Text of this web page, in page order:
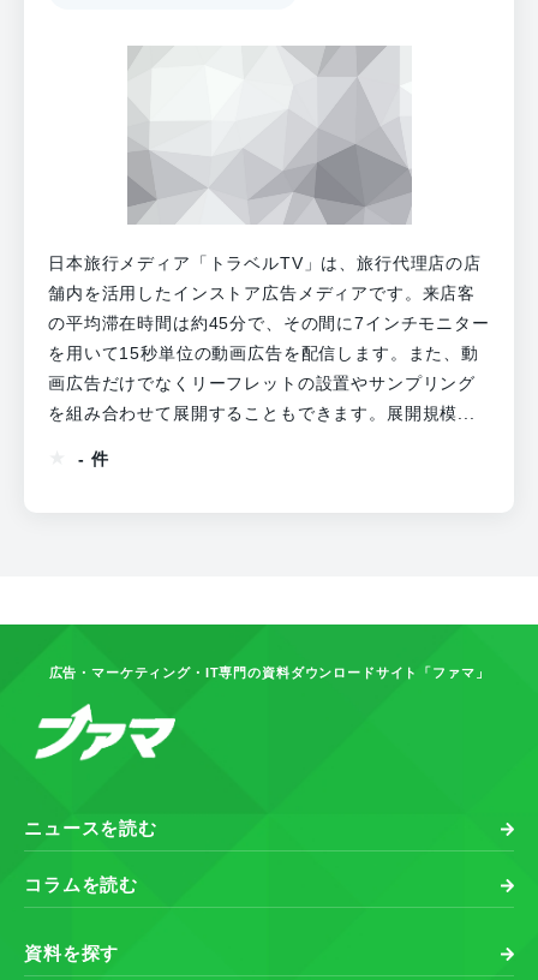
日本旅行メディア「トラベルTV」は、旅行代理店の店
舗内を活用したインストア広告メディアです。来店客
の平均滞在時間は約45分で、その間に7インチモニター
を用いて15秒単位の動画広告を配信します。また、動
画広告だけでなくリーフレットの設置やサンプリング
を組み合わせて展開することもできます。展開規模...
- 件
広告・マーケティング・IT専門の資料ダウンロードサイト「ファマ」
ニュースを読む
コラムを読む
資料を探す